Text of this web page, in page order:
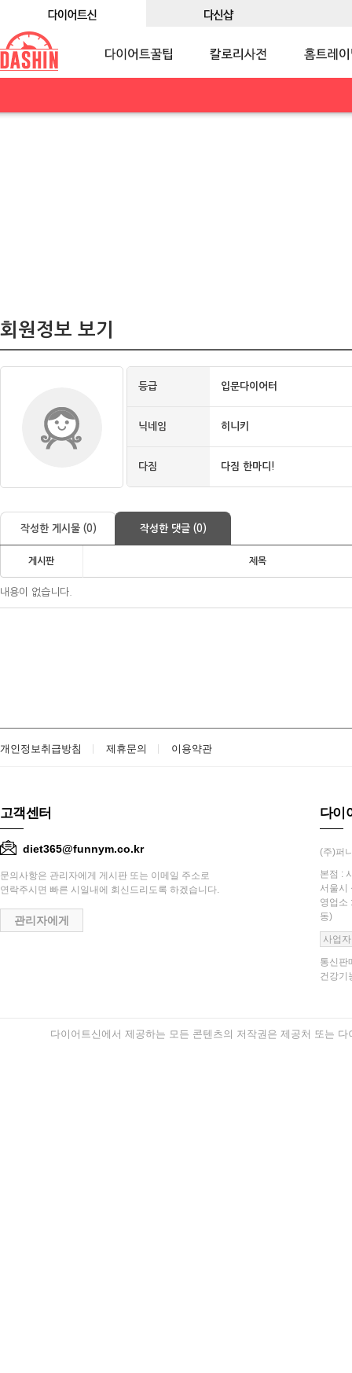
회원정보 보기
등급 입문다이어터
닉네임 히니키
다짐 다짐 한마디!
작성한 게시물 (0) 작성한 댓글 (0)
게시판 제목
내용이 없습니다.
개인정보취급방침 제휴문의 이용약관
고객센터
diet365@funnym.co.kr
문의사항은 관리자에게 게시판 또는 이메일 주소로
연락주시면 빠른 시일내에 회신드리도록 하겠습니다.
관리자에게
다이
(주)퍼
본점 :
서울시
영업소
동)
사업
통신판
건강기
다이어트신에서 제공하는 모든 콘텐츠의 저작권은 제공처 또는